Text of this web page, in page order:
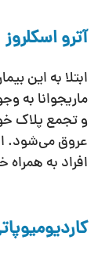
آترو اسکلروز
ابتلا به این
ماریجوانا به
و تجمع پلاک
عروق می‌شود.
افراد به